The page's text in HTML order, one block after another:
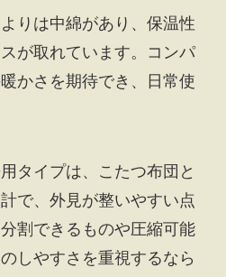
りは中綿があり、保温性
が取れています。コンパ
かさを期待でき、日常使
タイプは、こたつ布団と
で、外見が整いやすい点
割できるものや圧縮可能
しやすさを重視するなら